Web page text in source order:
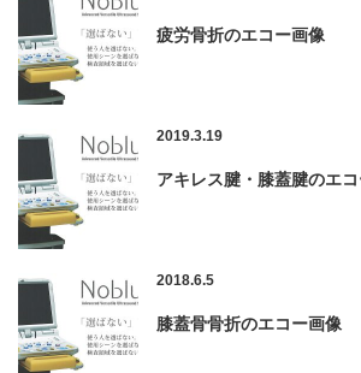
疲労骨折のエコー画像
2019.3.19
アキレス腱・膝蓋腱のエ
2018.6.5
膝蓋骨骨折のエコー画像